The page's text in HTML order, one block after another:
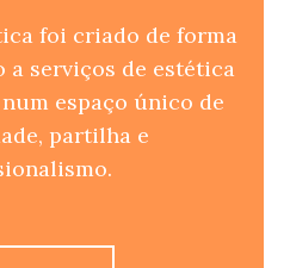
foi criado de forma
a serviços de estética
espaço único de
partilha e